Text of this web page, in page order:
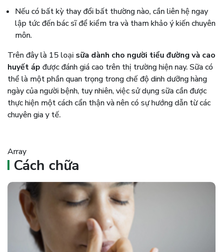
Nếu có bất kỳ thay đổi bất thường nào, cần liên hệ ngay
lập tức đến bác sĩ để kiểm tra và tham khảo ý kiến chuyên
môn.
Trên đây là 15 loại sữa dành cho người tiểu đường và cao
huyết áp được đánh giá cao trên thị trường hiện nay. Sữa có
thể là một phần quan trọng trong chế độ dinh dưỡng hàng
ngày của người bệnh, tuy nhiên, việc sử dụng sữa cần được
thực hiện một cách cẩn thận và nên có sự hướng dẫn từ các
chuyên gia y tế.
Array
Cách chữa